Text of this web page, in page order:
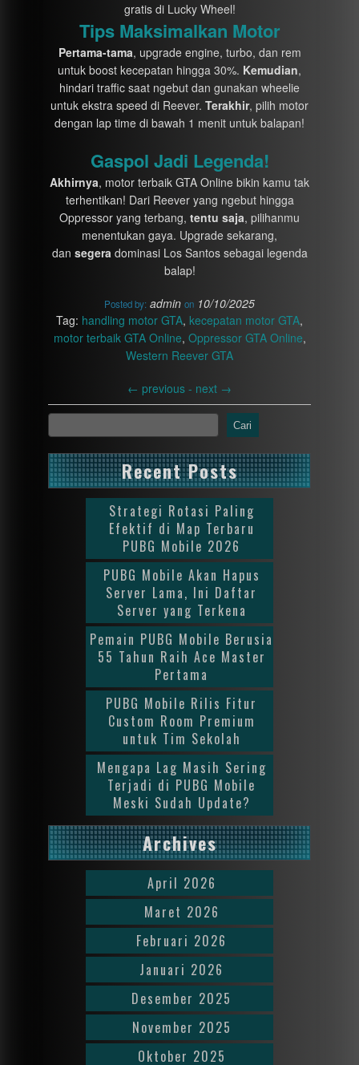
gratis di Lucky Wheel!
Tips Maksimalkan Motor
Pertama-tama, upgrade engine, turbo, dan rem
untuk boost kecepatan hingga 30%. Kemudian,
hindari traffic saat ngebut dan gunakan wheelie
untuk ekstra speed di Reever. Terakhir, pilih motor
dengan lap time di bawah 1 menit untuk balapan!
Gaspol Jadi Legenda!
Akhirnya, motor terbaik GTA Online bikin kamu tak
terhentikan! Dari Reever yang ngebut hingga
Oppressor yang terbang, tentu saja, pilihanmu
menentukan gaya. Upgrade sekarang,
dan segeradominasi Los Santos sebagai legenda
balap!
Posted by: admin on 10/10/2025
Tag: handling motor GTA, kecepatan motor GTA,
motor terbaik GTA Online, Oppressor GTA Online,
Western Reever GTA
← previous - next →
Cari
Recent Posts
Strategi Rotasi Paling
Efektif di Map Terbaru
PUBG Mobile 2026
PUBG Mobile Akan Hapus
Server Lama, Ini Daftar
Server yang Terkena
Pemain PUBG Mobile Berusia
55 Tahun Raih Ace Master
Pertama
PUBG Mobile Rilis Fitur
Custom Room Premium
untuk Tim Sekolah
Mengapa Lag Masih Sering
Terjadi di PUBG Mobile
Meski Sudah Update?
Archives
April 2026
Maret 2026
Februari 2026
Januari 2026
Desember 2025
November 2025
Oktober 2025